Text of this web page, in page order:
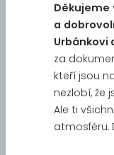
Děkujeme
a
Urbánkovi
za
kteří jsou
nezlobí, že
Ale ti
atmosféru.